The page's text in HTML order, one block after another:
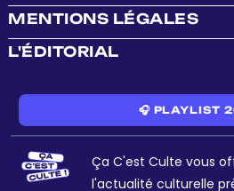
MENTIONS LÉGALES
L'ÉDITORIAL
🎧 PLAYLIST
Ça C'est Culte vous
l'actualité culturelle